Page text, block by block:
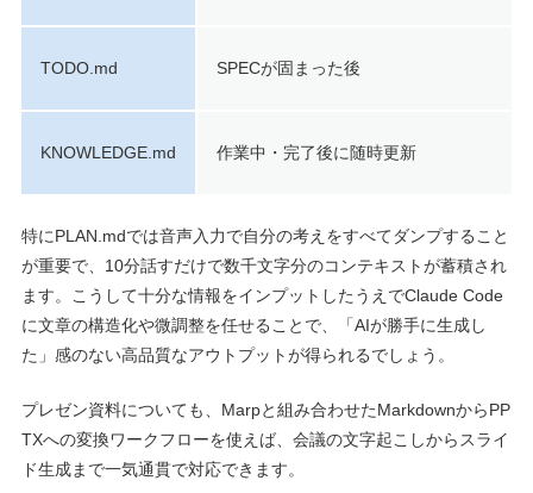
TODO.md SPECが固まった後
KNOWLEDGE.md 作業中・完了後に随時更新
特にPLAN.mdでは音声入力で自分の考えをすべてダンプすること
が重要で、10分話すだけで数千文字分のコンテキストが蓄積され
ます。こうして十分な情報をインプットしたうえでClaude Code
に文章の構造化や微調整を任せることで、「AIが勝手に生成し
た」感のない高品質なアウトプットが得られるでしょう。
プレゼン資料についても、Marpと組み合わせたMarkdownからPP
TXへの変換ワークフローを使えば、会議の文字起こしからスライ
ド生成まで一気通貫で対応できます。